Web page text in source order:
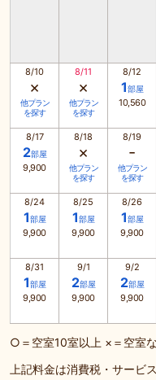
8/10
×
他プラン
を探す
8/11
×
他プラン
を探す
8/12
1部屋
10,560
8/17
2部屋
9,900
8/18
×
他プラン
を探す
8/19
-
他プラン
を探す
8/24
1部屋
9,900
8/25
1部屋
9,900
8/26
1部屋
9,900
8/31
1部屋
9,900
9/1
2部屋
9,900
9/2
2部屋
9,900
○＝空室10室以上 ×＝空室
上記料金は消費税・サービ